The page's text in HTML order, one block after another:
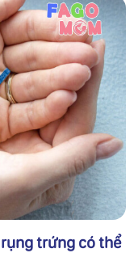
trứng có thể